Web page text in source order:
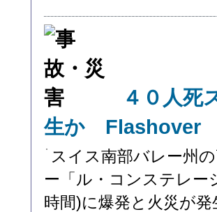
４０人死
生か Flashover
スイス南部バレー州
ー「ル・コンステレー
時間)に⁠爆発と火災が